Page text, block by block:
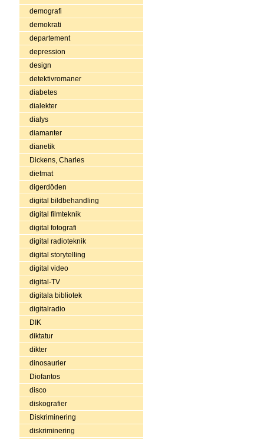
demografi
demokrati
departement
depression
design
detektivromaner
diabetes
dialekter
dialys
diamanter
dianetik
Dickens, Charles
dietmat
digerdöden
digital bildbehandling
digital filmteknik
digital fotografi
digital radioteknik
digital storytelling
digital video
digital-TV
digitala bibliotek
digitalradio
DIK
diktatur
dikter
dinosaurier
Diofantos
disco
diskografier
Diskriminering
diskriminering